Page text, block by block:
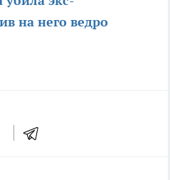
на него ведро